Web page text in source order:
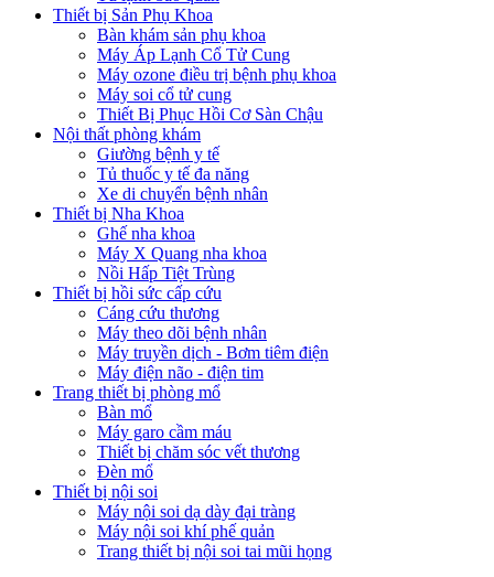
Thiết bị Sản Phụ Khoa
Bàn khám sản phụ khoa
Máy Áp Lạnh Cổ Tử Cung
Máy ozone điều trị bệnh phụ khoa
Máy soi cổ tử cung
Thiết Bị Phục Hồi Cơ Sàn Chậu
Nội thất phòng khám
Giường bệnh y tế
Tủ thuốc y tế đa năng
Xe di chuyển bệnh nhân
Thiết bị Nha Khoa
Ghế nha khoa
Máy X Quang nha khoa
Nồi Hấp Tiệt Trùng
Thiết bị hồi sức cấp cứu
Cáng cứu thương
Máy theo dõi bệnh nhân
Máy truyền dịch - Bơm tiêm điện
Máy điện não - điện tim
Trang thiết bị phòng mổ
Bàn mổ
Máy garo cầm máu
Thiết bị chăm sóc vết thương
Đèn mổ
Thiết bị nội soi
Máy nội soi dạ dày đại tràng
Máy nội soi khí phế quản
Trang thiết bị nội soi tai mũi họng